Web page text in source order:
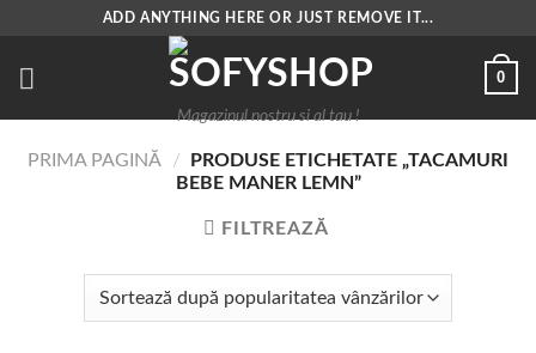
content
ADD ANYTHING HERE OR JUST REMOVE IT...
Magazinul nostru si al tau !
0
PRIMA PAGINĂ /
PRODUSE ETICHETATE „TACAMURI
BEBE MANER LEMN”
FILTREAZĂ